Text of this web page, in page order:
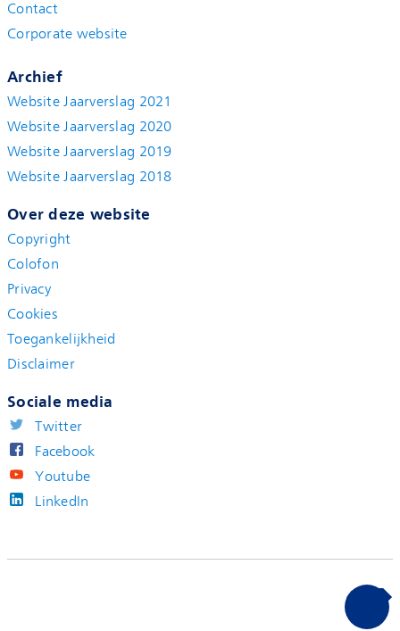
Contact
Corporate website
Archief
Website Jaarverslag 2021
Website Jaarverslag 2020
Website Jaarverslag 2019
Website Jaarverslag 2018
Over deze website
Copyright
Colofon
Privacy
Cookies
Toegankelijkheid
Disclaimer
Sociale media
Twitter
Facebook
Youtube
LinkedIn